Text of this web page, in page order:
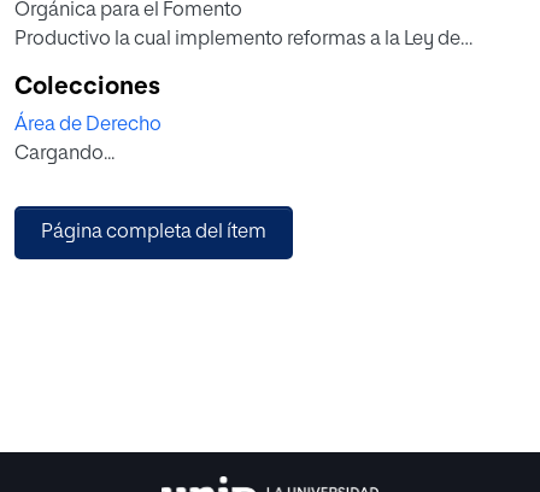
Orgánica para el Fomento
Productivo la cual implemento reformas a la Ley de
Orgánico General de Procesos. La investigación
comprende un análisis histórico
descriptivo de la ejecución del laudo extranjero, tratar de
laudos y procedimiento. Los instrumentos utilizados para
el estudio del tema son los
proceso de homologación
Colecciones
Área de Derecho
Cargando...
Página completa del ítem